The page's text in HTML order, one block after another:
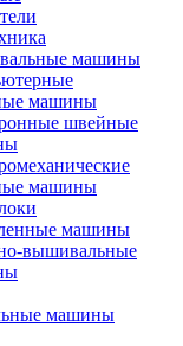
машины
машины
швейные
машины
машины
вышивальные
машины